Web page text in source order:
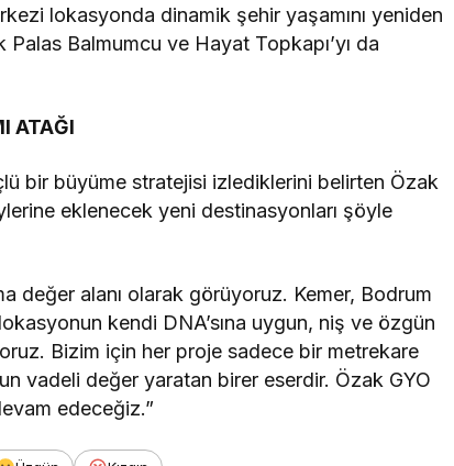
lokasyonda dinamik şehir yaşamını yeniden
Palas Balmumcu ve Hayat Topkapı’yı da
ATAĞI
bir büyüme stratejisi izlediklerini belirten Özak
eklenecek yeni destinasyonları şöyle
değer alanı olarak görüyoruz. Kemer, Bodrum
kendi DNA’sına uygun, niş ve özgün
Bizim için her proje sadece bir metrekare
vadeli değer yaratan birer eserdir. Özak GYO
edeceğiz.”